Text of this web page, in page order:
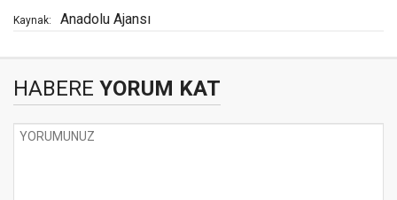
Kaynak: Anadolu Ajansı
HABERE YORUM KAT